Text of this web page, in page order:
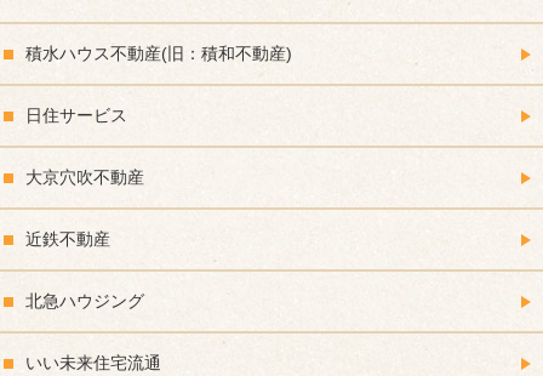
積水ハウス不動産(旧：積和不動産)
日住サービス
大京穴吹不動産
近鉄不動産
北急ハウジング
いい未来住宅流通